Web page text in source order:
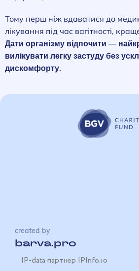
Тому перш ніж вдаватися до
лікування під час вагітності,
Дати організму відпочити —
вилікувати легку застуду без
дискомфорту.
created by
barva.pro
IP-data партнер IPInfo.io